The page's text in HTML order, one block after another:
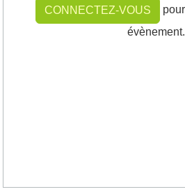
CONNECTEZ-VOUS
évènement.